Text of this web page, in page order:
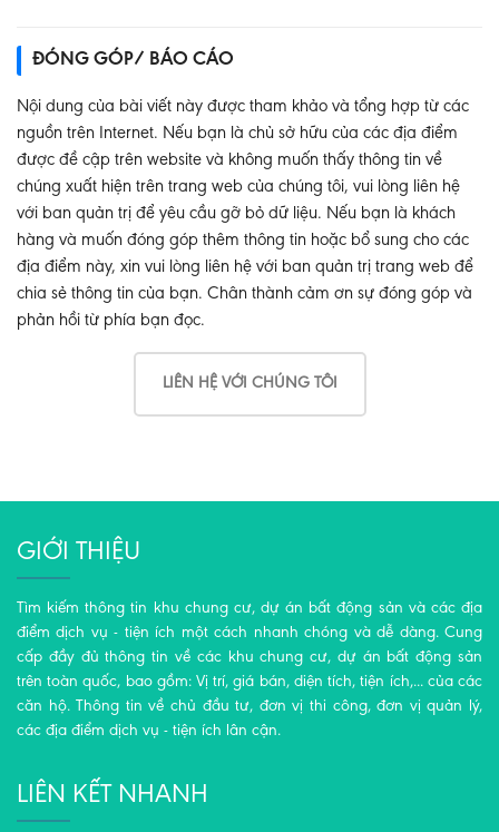
ĐÓNG GÓP/ BÁO CÁO
Nội dung của bài viết này được tham khảo và tổng hợp từ các
nguồn trên Internet. Nếu bạn là chủ sở hữu của các địa điểm
được đề cập trên website và không muốn thấy thông tin về
chúng xuất hiện trên trang web của chúng tôi, vui lòng liên hệ
với ban quản trị để yêu cầu gỡ bỏ dữ liệu. Nếu bạn là khách
hàng và muốn đóng góp thêm thông tin hoặc bổ sung cho các
địa điểm này, xin vui lòng liên hệ với ban quản trị trang web để
chia sẻ thông tin của bạn. Chân thành cảm ơn sự đóng góp và
phản hồi từ phía bạn đọc.
LIÊN HỆ VỚI CHÚNG TÔI
GIỚI THIỆU
Tìm kiếm thông tin khu chung cư, dự án bất động sản và các địa
điểm dịch vụ - tiện ích một cách nhanh chóng và dễ dàng. Cung
cấp đầy đủ thông tin về các khu chung cư, dự án bất động sản
trên toàn quốc, bao gồm: Vị trí, giá bán, diện tích, tiện ích,... của các
căn hộ. Thông tin về chủ đầu tư, đơn vị thi công, đơn vị quản lý,
các địa điểm dịch vụ - tiện ích lân cận.
LIÊN KẾT NHANH